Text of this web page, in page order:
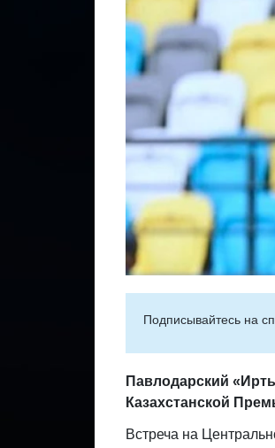
Подписывайтесь на
Павлодарский
Казахстанской
Встреча на